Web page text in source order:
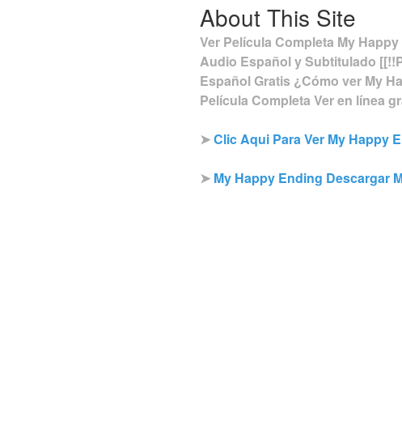
About This Site
Ver Película Completa My
Audio Español y Subtitulado
Español Gratis ¿Cómo ver My
Película Completa Ver en línea
➤Clic Aqui Para Ver My Happy
➤ My Happy Ending Descargar